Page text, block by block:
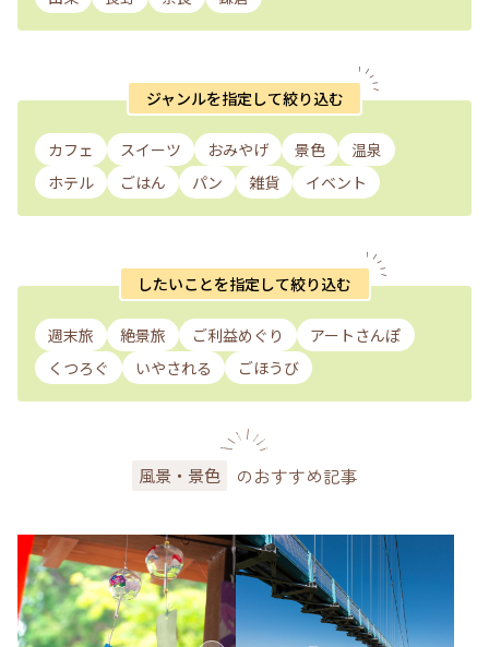
ジャンルを指定して絞り込む
カフェ スイーツ おみやげ 景色
温泉
ホテル
ごはん パン 雑貨 イベント
したいことを指定して絞り込む
週末旅 絶景旅 ご利益めぐり
アートさんぽ
くつろぐ
いやされる ごほうび
風景・景色 のおすすめ記事